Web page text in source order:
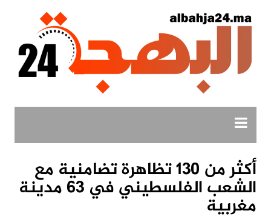
أكثر من 130 تظاهرة تضامنية مع
الشعب الفلسطيني في 63 مدينة
مغربية